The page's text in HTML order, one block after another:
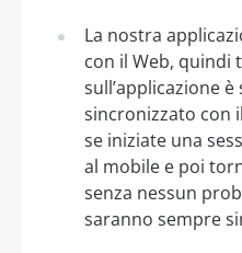
La nostra
con il Web, quindi
sull’applicazione
sincronizzato con
se iniziate una
al mobile e poi
senza nessun
saranno sempre